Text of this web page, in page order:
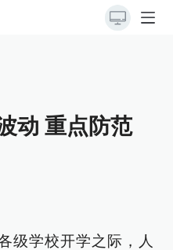
动 重点防范
级学校开学之际，人